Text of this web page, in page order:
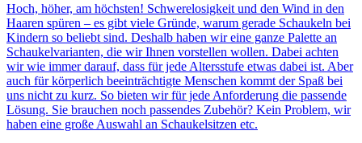
Hoch, höher, am höchsten! Schwerelosigkeit und den Wind in den
Haaren spüren – es gibt viele Gründe, warum gerade Schaukeln bei
Kindern so beliebt sind. Deshalb haben wir eine ganze Palette an
Schaukelvarianten, die wir Ihnen vorstellen wollen. Dabei achten
wir wie immer darauf, dass für jede Altersstufe etwas dabei ist. Aber
auch für körperlich beeinträchtigte Menschen kommt der Spaß bei
uns nicht zu kurz. So bieten wir für jede Anforderung die passende
Lösung. Sie brauchen noch passendes Zubehör? Kein Problem, wir
haben eine große Auswahl an Schaukelsitzen etc.